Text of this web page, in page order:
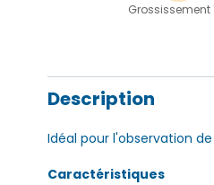
Grossissement
Description
Idéal pour l'observation
Caractéristiques